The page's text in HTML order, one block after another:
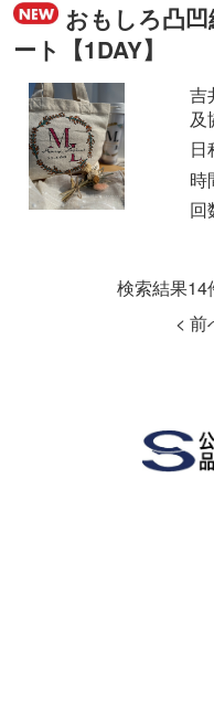
おもしろ凸凹
ート【1DAY】
吉
及
日
時
回
検索結果
< 前